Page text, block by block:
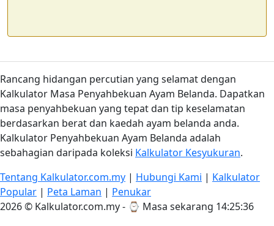
Rancang hidangan percutian yang selamat dengan
Kalkulator Masa Penyahbekuan Ayam Belanda. Dapatkan
masa penyahbekuan yang tepat dan tip keselamatan
berdasarkan berat dan kaedah ayam belanda anda.
Kalkulator Penyahbekuan Ayam Belanda adalah
sebahagian daripada koleksi Kalkulator Kesyukuran.
Tentang Kalkulator.com.my | Hubungi Kami | Kalkulator
Popular | Peta Laman | Penukar
2026 © Kalkulator.com.my - ⌚ Masa sekarang 14:25:36